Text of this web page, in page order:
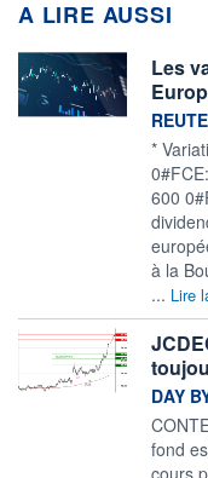
A LIRE AUSSI
Les
*
600
à la
... Lire
DAY
fond